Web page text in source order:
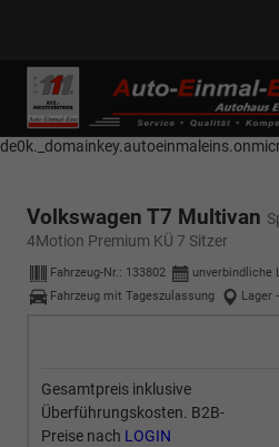
------------ Host Name :
selector1-aee-
Name : selector2._domainkey Points to
Volkswagen T7 Multivan
4Motion Premium KÜ 7 Sitzer
Fahrzeug-Nr.: 133802 unverbindliche
Fahrzeug mit Tageszulassung
Lager
Gesamtpreis inklusive
Überführungskosten. B2B-
Preise nach LOGIN